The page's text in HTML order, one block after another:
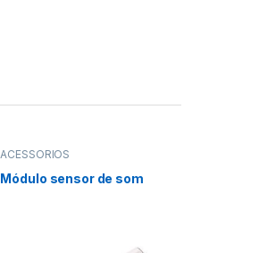
ACESSÓRIOS
Módulo sensor de som